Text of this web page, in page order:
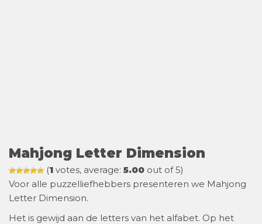
Mahjong Letter Dimension
(1 votes, average: 5.00 out of 5)
Voor alle puzzelliefhebbers presenteren we Mahjong
Letter Dimension.
Het is gewijd aan de letters van het alfabet. Op het